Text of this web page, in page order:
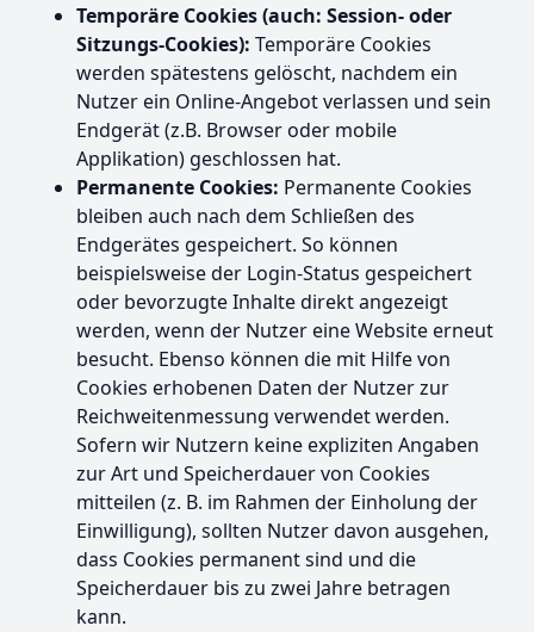
Temporäre Cookies (auch: Session- oder
Sitzungs-Cookies): Temporäre Cookies
werden spätestens gelöscht, nachdem ein
Nutzer ein Online-Angebot verlassen und sein
Endgerät (z.B. Browser oder mobile
Applikation) geschlossen hat.
Permanente Cookies: Permanente Cookies
bleiben auch nach dem Schließen des
Endgerätes gespeichert. So können
beispielsweise der Login-Status gespeichert
oder bevorzugte Inhalte direkt angezeigt
werden, wenn der Nutzer eine Website erneut
besucht. Ebenso können die mit Hilfe von
Cookies erhobenen Daten der Nutzer zur
Reichweitenmessung verwendet werden.
Sofern wir Nutzern keine expliziten Angaben
zur Art und Speicherdauer von Cookies
mitteilen (z. B. im Rahmen der Einholung der
Einwilligung), sollten Nutzer davon ausgehen,
dass Cookies permanent sind und die
Speicherdauer bis zu zwei Jahre betragen
kann.